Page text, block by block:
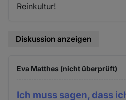
Reinkultur!
Diskussion anzeigen
Eva Matthes (nicht überprüft)
Ich muss sagen, dass